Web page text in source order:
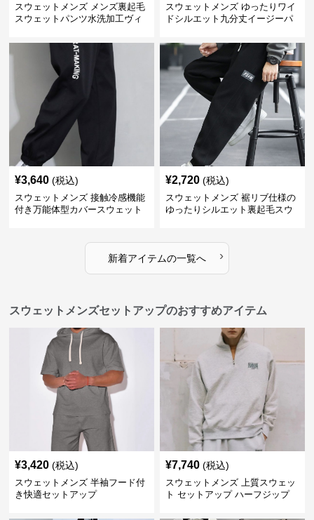
スウェットメンズ メンズ裏起毛
スウェットパンツ水洗加工ヴィ
スウェットメンズ ゆったりワイ
ドシルエット九分丈イージーパ
¥3,640 (税込)
スウェットメンズ 接触冷感機能
付き万能体型カバースウェット
¥2,720 (税込)
スウェットメンズ 裾リブ仕様の
ゆったりシルエット裏起毛スウ
新着アイテムの一覧へ ›
スウェットメンズセットアップのおすすめアイテム
¥3,420 (税込)
スウェットメンズ 半袖フード付
き快適セットアップ
¥7,740 (税込)
スウェットメンズ 上質スウェッ
ト セットアップ ハーフジップ